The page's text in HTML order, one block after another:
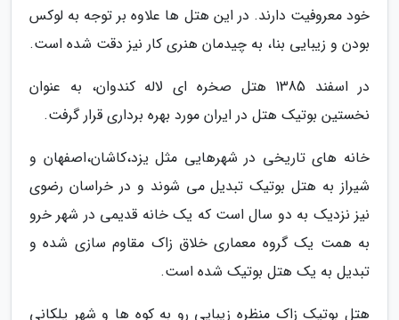
خود معروفیت دارند. در این هتل ها علاوه بر توجه به لوکس
بودن و زیبایی بنا، به چیدمان هنری کار نیز دقت شده است.
در اسفند 1385 هتل صخره ای لاله کندوان، به عنوان
نخستین بوتیک هتل در ایران مورد بهره برداری قرار گرفت.
خانه های تاریخی در شهرهایی مثل یزد،کاشان،اصفهان و
شیراز به هتل بوتیک تبدیل می شوند و در خراسان رضوی
نیز نزدیک به دو سال است که یک خانه قدیمی در شهر خرو
به همت یک گروه معماری خلاق زاک مقاوم سازی شده و
تبدیل به یک هتل بوتیک شده است.
هتل بوتیک زاک منظره زیبایی رو به کوه ها و شهر پلکانی